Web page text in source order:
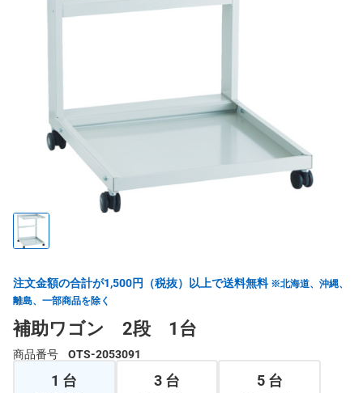
注文金額の合計が1,500円（税抜）以上で送料無料 ※北海道、沖縄、
離島、一部商品を除く
補助ワゴン 2段 1台
商品番号 OTS-2053091
1 台
3 台
5 台